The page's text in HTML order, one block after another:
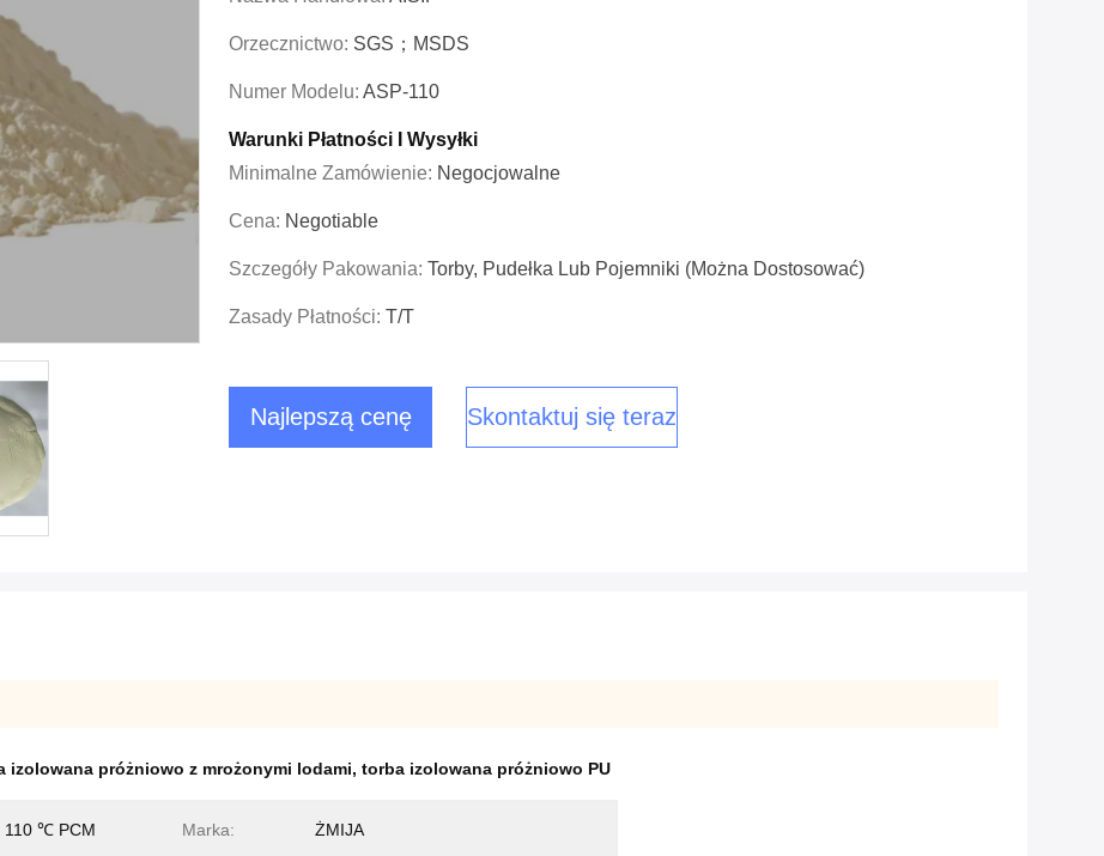
Orzecznictwo: SGS；MSDS
Numer Modelu: ASP-110
Warunki Płatności I Wysyłki
Minimalne Zamówienie: Negocjowalne
Cena: Negotiable
Szczegóły Pakowania: Torby, Pudełka Lub Pojemniki (można Dostosować)
Zasady Płatności: T/T
Najlepszą cenę Skontaktuj się teraz
izolowana próżniowo z mrożonymi lodami, torba izolowana próżniowo PU
110 ℃ PCM Marka: ŻMIJA